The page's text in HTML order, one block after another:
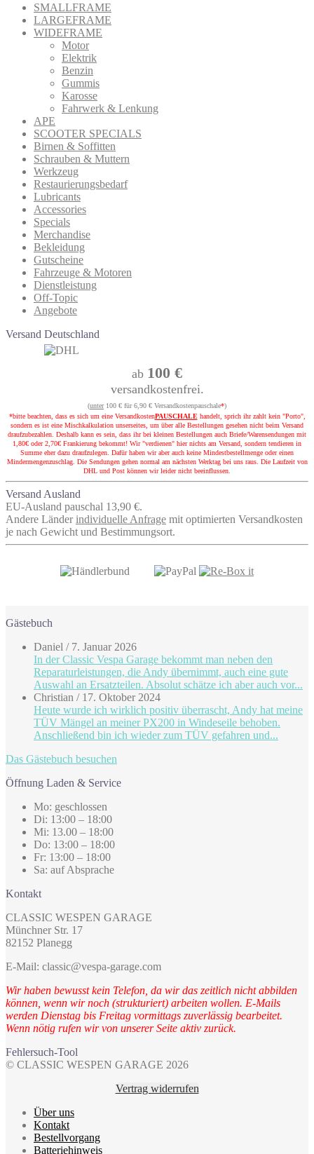
SMALLFRAME
LARGEFRAME
WIDEFRAME
Motor
Elektrik
Benzin
Gummis
Karosse
Fahrwerk & Lenkung
APE
SCOOTER SPECIALS
Birnen & Soffitten
Schrauben & Muttern
Werkzeug
Restaurierungsbedarf
Lubricants
Accessories
Specials
Merchandise
Bekleidung
Gutscheine
Fahrzeuge & Motoren
Dienstleistung
Off-Topic
Angebote
Versand Deutschland
ab 100 €
versandkostenfrei.
(unter100 € für 6,90 € Versandkostenpauschale*)
*bitte beachten, dass es sich um eine VersandkostenPAUSCHALEhandelt, sprich ihr zahlt kein "Porto",
sondern es ist eine Mischkalkulation unserseites, um über alle Bestellungen gesehen nicht beim Versand
draufzubezahlen. Deshalb kann es sein, dass ihr bei kleinen Bestellungen auch Briefe/Warensendungen mit
1,80€ oder 2,70€ Frankierung bekommt! Wir "verdienen" hier nichts am Versand, sondern tendieren in
Summe eher dazu draufzulegen. Dafür haben wir aber auch keine Mindestbestellmenge oder einen
Mindermengenzuschlag. Die Sendungen gehen normal am nächsten Werktag bei uns raus. Die Laufzeit von
DHL und Post können wir leider nicht beeinflussen.
Versand Ausland
EU-Ausland pauschal 13,90 €.
Andere Länder individuelle Anfrage mit optimierten Versandkosten
je nach Gewicht und Bestimmungsort.
Gästebuch
Daniel / 7. Januar 2026
In der Classic Vespa Garage bekommt man neben den
Reparaturleistungen, die Andy übernimmt, auch eine gute
Auswahl an Ersatzteilen. Absolut schätze ich aber auch vor...
Christian / 17. Oktober 2024
Heute wurde ich wirklich positiv überrascht, Andy hat meine
TÜV Mängel an meiner PX200 in Windeseile behoben.
Anschließend bin ich wieder zum TÜV gefahren und...
Das Gästebuch besuchen
Öffnung Laden & Service
Mo: geschlossen
Di: 13:00 – 18:00
Mi: 13.00 – 18:00
Do: 13:00 – 18:00
Fr: 13:00 – 18:00
Sa: auf Absprache
Kontakt
CLASSIC WESPEN GARAGE
Münchner Str. 17
82152 Planegg
E-Mail: classic@vespa-garage.com
Wir haben bewusst kein Telefon, da wir das zeitlich nicht abbilden
können, wenn wir noch (strukturiert) arbeiten wollen. E-Mails
werden Dienstag bis Freitag vormittags zuverlässig bearbeitet.
Wenn nötig rufen wir von unserer Seite aktiv zurück.
Fehlersuch-Tool
© CLASSIC WESPEN GARAGE 2026
Vertrag widerrufen
Über uns
Kontakt
Bestellvorgang
Batteriehinweis